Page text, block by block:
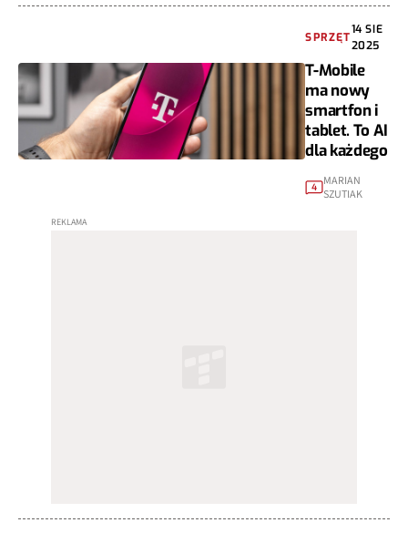
SPRZĘT
14 SIE
2025
T-Mobile
ma nowy
smartfon i
tablet. To AI
dla każdego
4
MARIAN
SZUTIAK